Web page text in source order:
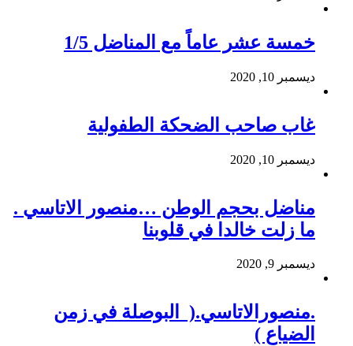
خمسة عشر عاماً مع المناضل 1/5
ديسمبر 10, 2020
غاب صاحب الضحكة الطفولية
ديسمبر 10, 2020
مناضل بحجم الوطن …منصور الاتاسي .
ما زلت خالدا في قلوبنا
ديسمبر 9, 2020
.منصورالاتاسي.( البوصلة في زمن
الضياع )